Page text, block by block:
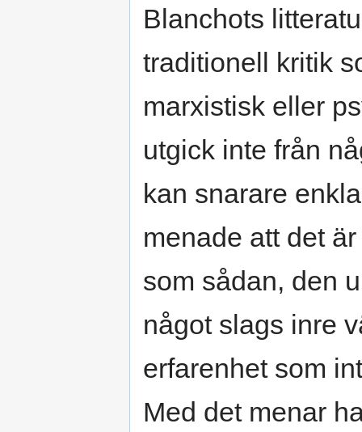
Blanchots
traditionell kritik
marxistisk eller
utgick inte från
kan snarare
menade att det
som sådan, den
något slags inre
erfarenhet som
Med det menar